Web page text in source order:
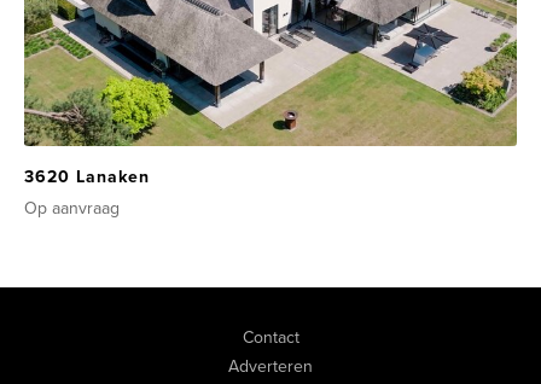
3620 Lanaken
Op aanvraag
Contact
Adverteren